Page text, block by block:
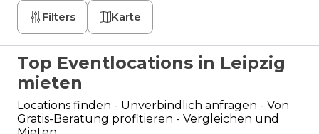
Filters Karte
Top Eventlocations in Leipzig
mieten
Locations finden - Unverbindlich anfragen - Von
Gratis-Beratung profitieren - Vergleichen und